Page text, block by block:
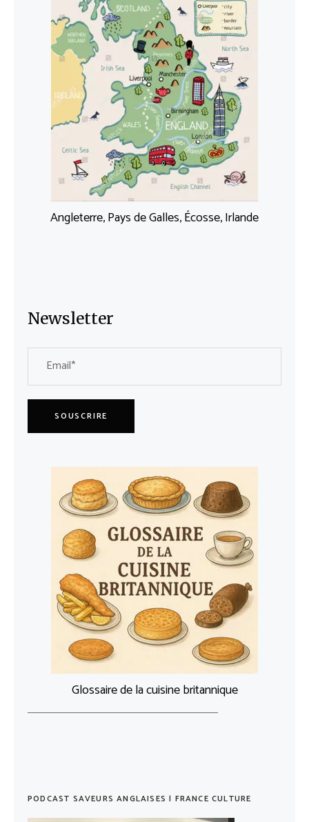
Angleterre, Pays de Galles, Écosse, Irlande
Newsletter
SOUSCRIRE
Glossaire de la cuisine britannique
PODCAST SAVEURS ANGLAISES | FRANCE CULTURE